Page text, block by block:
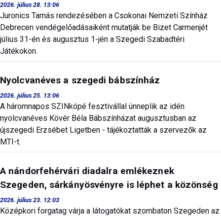
2026. július 28. 13:06
Juronics Tamás rendezésében a Csokonai Nemzeti Színház
Debrecen vendégelőadásaiként mutatják be Bizet Carmenjét
július 31-én és augusztus 1-jén a Szegedi Szabadtéri
Játékokon.
Nyolcvanéves a szegedi bábszínház
2026. július 25. 13:06
A háromnapos SZINkópé fesztivállal ünneplik az idén
nyolcvanéves Kövér Béla Bábszínházat augusztusban az
újszegedi Erzsébet Ligetben - tájékoztatták a szervezők az
MTI-t.
A nándorfehérvári diadalra emlékeznek
Szegeden, sárkányösvényre is léphet a közönség
2026. július 23. 12:03
Középkori forgatag várja a látogatókat szombaton Szegeden az